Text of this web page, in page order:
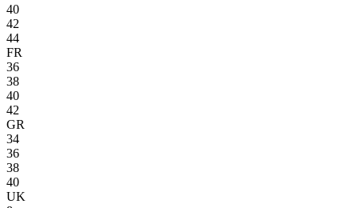
40
42
44
FR
36
38
40
42
GR
34
36
38
40
UK